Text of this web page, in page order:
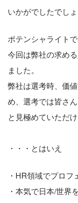
いかがでしたでしょ
ポテンシャライト
今回は弊社の求め
ました。
弊社は選考時、価
め、選考では皆さ
と見極めていただ
・・・とはいえ
・HR領域でプロ
・本気で日本/世界